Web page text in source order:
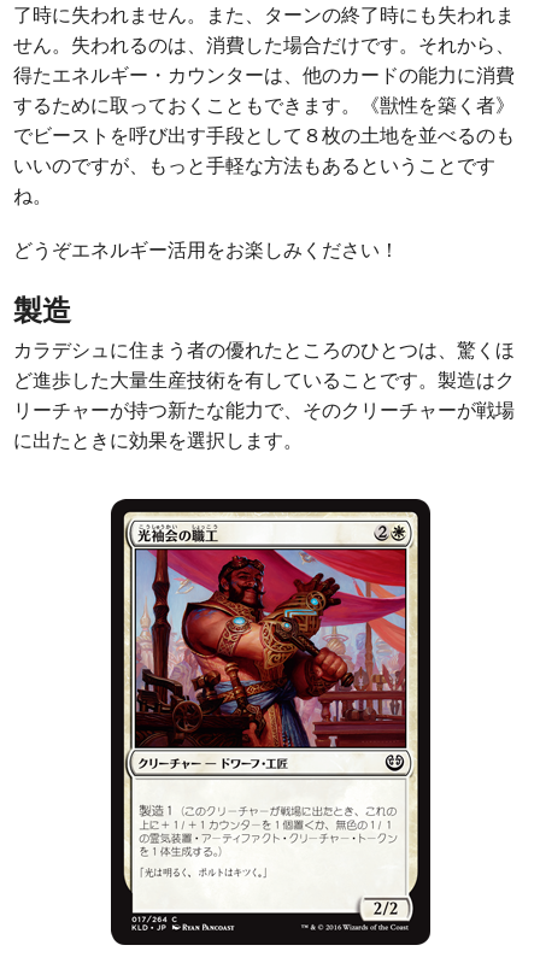
了時に失われません。また、ターンの終了時にも失われま
せん。失われるのは、消費した場合だけです。それから、
得たエネルギー・カウンターは、他のカードの能力に消費
するために取っておくこともできます。《獣性を築く者》
でビーストを呼び出す手段として８枚の土地を並べるのも
いいのですが、もっと手軽な方法もあるということです
ね。
どうぞエネルギー活用をお楽しみください！
製造
カラデシュに住まう者の優れたところのひとつは、驚くほ
ど進歩した大量生産技術を有していることです。製造はク
リーチャーが持つ新たな能力で、そのクリーチャーが戦場
に出たときに効果を選択します。